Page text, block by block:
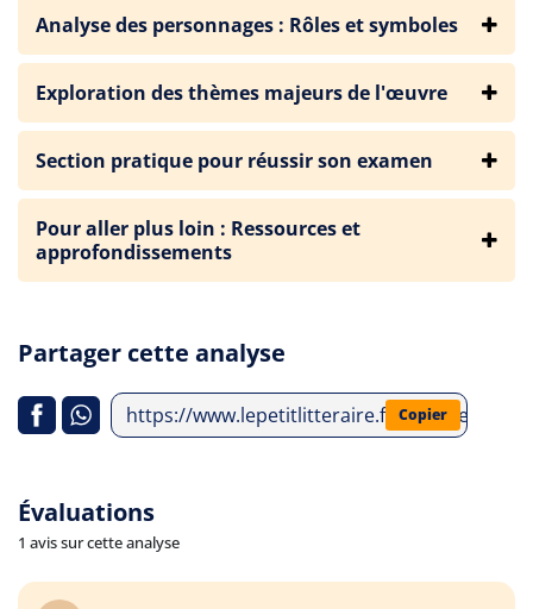
Analyse des personnages : Rôles et symboles
Exploration des thèmes majeurs de l'œuvre
Section pratique pour réussir son examen
Pour aller plus loin : Ressources et
approfondissements
Partager cette analyse
https://www.lepetitlitteraire.fr/analyses-
Copier
Évaluations
1 avis sur cette analyse